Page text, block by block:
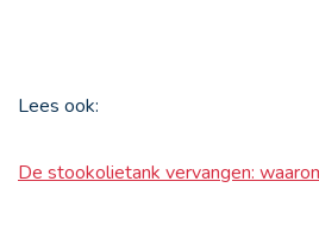
Lees ook:
De stookolietank vervangen: